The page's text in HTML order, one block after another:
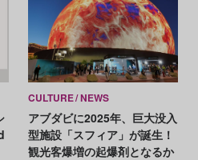
CULTURE NEWS
アブダビに2025年、巨大没入
型施設「スフィア」が誕生！
観光客爆増の起爆剤となるか